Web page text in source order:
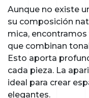
Aunque no existe
su composición
mica,
que combinan
Esto aporta
cada pieza. La
ideal para crear
elegantes.